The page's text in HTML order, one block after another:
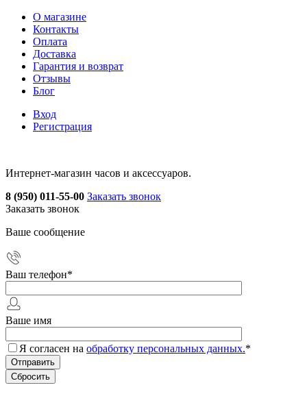
О магазине
Контакты
Оплата
Доставка
Гарантия и возврат
Отзывы
Блог
Вход
Регистрация
Интернет-магазин часов и аксессуаров.
8 (950) 011-55-00 Заказать звонок
Заказать звонок
Ваше сообщение
Ваш телефон*
Ваше имя
Я согласен на обработку персональных данных.*